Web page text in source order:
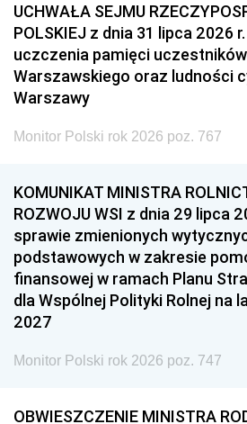
UCHWAŁA SEJMU
POLSKIEJ z dnia 31 lipca 2026
uczczenia pamięci
Warszawskiego oraz ludności
Warszawy
Monitor Polski rok 2026 poz. 767
KOMUNIKAT MINISTRA
ROZWOJU WSI z dnia 29 lipca
sprawie zmienionych
podstawowych w zakresie
finansowej w ramach Planu
dla Wspólnej Polityki Rolnej na
2027
Monitor Polski rok 2026 poz. 747
OBWIESZCZENIE MINISTRA